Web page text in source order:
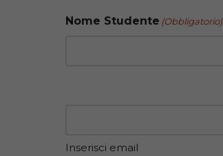
Nome Studente (Obbligatorio)
Inserisci email